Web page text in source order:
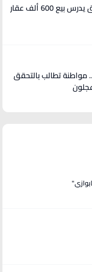
قيمتها 150 مليار دولار .. العراق يدرس بيع 600 ألف عقار
تسببت لي بمشكلة مع زوجي” .. مواطنة تطالب بالتحقق